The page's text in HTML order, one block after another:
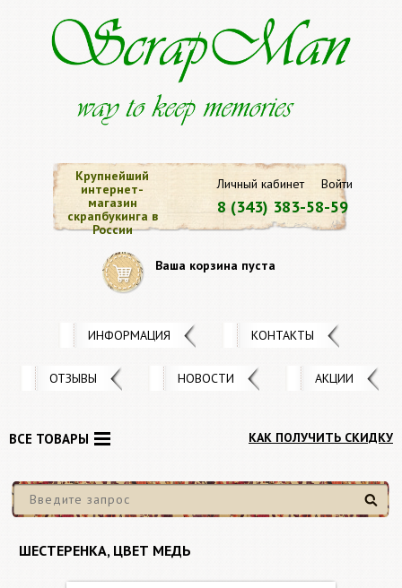
Личный кабинет Войти
8 (343) 383-58-59
Крупнейший
интернет-
магазин
скрапбукинга в
России
Ваша корзина пуста
ИНФОРМАЦИЯ КОНТАКТЫ
ОТЗЫВЫ НОВОСТИ АКЦИИ
КАК ПОЛУЧИТЬ СКИДКУ
Найти
ВСЕ ТОВАРЫ
ШЕСТЕРЕНКА, ЦВЕТ МЕДЬ